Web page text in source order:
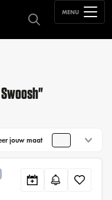
MENU
jouw maat